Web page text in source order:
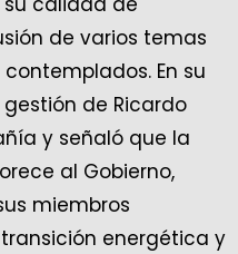
de varios temas
En su
de Ricardo
y señaló que la
al Gobierno,
miembros
energética y